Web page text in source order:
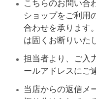
こちらのお問い合
ショップをご利用
合わせを承ります
は固くお断りいた
担当者より、ご入
ールアドレスにご
当店からの返信メ